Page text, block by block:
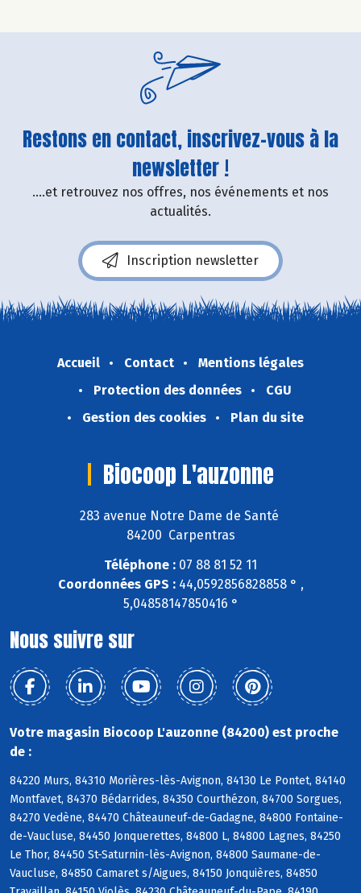
Restons en contact, inscrivez-vous à la
newsletter !
....et retrouvez nos offres, nos événements et nos
actualités.
Inscription newsletter
Accueil Contact
Mentions légales
Protection des données
CGU
Gestion des cookies
Plan du site
Biocoop L'auzonne
283 avenue Notre Dame de Santé
84200 Carpentras
Téléphone : 07 88 81 52 11
Coordonnées GPS :44,0592856828858 ° ,
5,04858147850416 °
Nous suivre sur
Votre magasin Biocoop L'auzonne (84200) est proche
de :
84220 Murs, 84310 Morières-lès-Avignon, 84130 Le Pontet, 84140
Montfavet, 84370 Bédarrides, 84350 Courthézon, 84700 Sorgues,
84270 Vedène, 84470 Châteauneuf-de-Gadagne, 84800 Fontaine-
de-Vaucluse, 84450 Jonquerettes, 84800 L, 84800 Lagnes, 84250
Le Thor, 84450 St-Saturnin-lès-Avignon, 84800 Saumane-de-
Vaucluse, 84850 Camaret s/Aigues, 84150 Jonquières, 84850